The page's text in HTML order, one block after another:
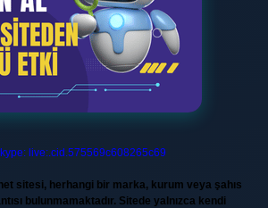
live:.cid.575569c608265c69
sitesi, herhangi bir marka, kurum veya şahıs
bulunmamaktadır. Sitede yalnızca kendi